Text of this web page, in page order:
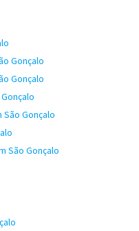
Gonçalo
Gonçalo
Gonçalo
São Gonçalo